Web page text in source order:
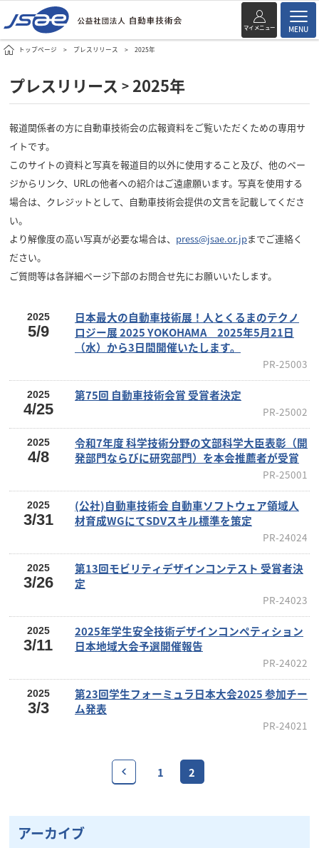
マイメニュー MENU
トップページ プレスリリース 2025年
プレスリリース > 2025年
報道関係者の方に自動車技術会の広報資料をご覧いただくための専用サ
イトです。
このサイトの資料と写真を報道目的以外に使用すること及び、他のペー
ジからリンク、URLの他者への紹介はご遠慮願います。写真を使用する
場合は、クレジットとして、自動車技術会提供の文言を記載してくださ
い。
より解像度の高い写真が必要な場合は、 press@jsae.or.jpまでご連絡く
ださい。
ご質問等は各詳細ページ下部のお問合せ先にお願いいたします。
日本最大の自動車技術展！人とくるまのテクノ
ロジー展 2025 YOKOHAMA 2025年5月21日
（水）から3日間開催いたします。
PR-25003
2025
5/9
第75回 自動車技術会賞 受賞者決定
PR-25002
2025
4/25
令和7年度 科学技術分野の文部科学大臣表彰（開
発部門ならびに研究部門）を本会推薦者が受賞
PR-25001
2025
4/8
(公社)自動車技術会 自動車ソフトウェア領域人
材育成WGにてSDVスキル標準を策定
PR-24024
2025
3/31
第13回モビリティデザインコンテスト 受賞者決
定
PR-24023
2025
3/26
2025年学生安全技術デザインコンペティション
日本地域大会予選開催報告
PR-24022
2025
3/11
第23回学生フォーミュラ日本大会2025 参加チー
ム発表
PR-24021
2025
3/3
1 2
アーカイブ